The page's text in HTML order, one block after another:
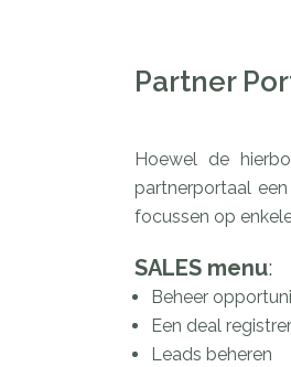
Partner
Hoewel de
partnerportaal
focussen op
SALES menu:
Beheer
Een deal
Leads beheren